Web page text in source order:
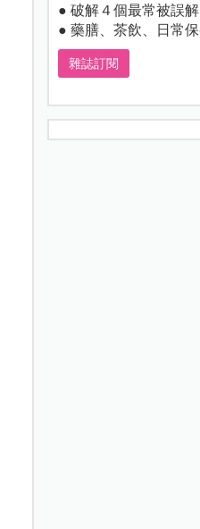
● 破解４個最常被誤
● 藥膳、茶飲、日常
雜誌訂閱